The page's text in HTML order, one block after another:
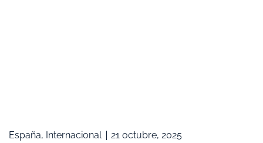
España, Internacional
21 octubre, 2025